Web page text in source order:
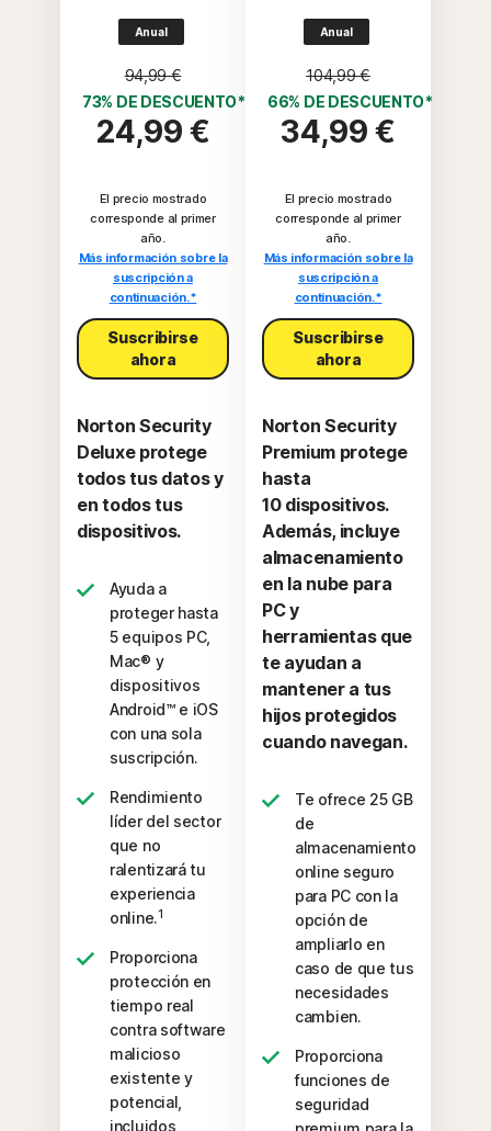
Anual
94,99 €
73% DE DESCUENTO*
24,99 €
El precio mostrado
corresponde al primer
año.
Más información sobre la
suscripción a
continuación.*
Suscribirse
ahora
Norton Security
Deluxe protege
todos tus datos y
en todos tus
dispositivos.
Ayuda a
proteger hasta
5 equipos PC,
Mac® y
dispositivos
Android™ e iOS
con una sola
suscripción.
Rendimiento
líder del sector
que no
ralentizará tu
experiencia
online.1
Proporciona
protección en
tiempo real
contra software
malicioso
existente y
potencial,
incluidos
Anual
104,99 €
66% DE DESCUENTO*
34,99 €
El precio mostrado
corresponde al primer
año.
Más información sobre la
suscripción a
continuación.*
Suscribirse
ahora
Norton Security
Premium protege
hasta
10 dispositivos.
Además, incluye
almacenamiento
en la nube para
PC y
herramientas que
te ayudan a
mantener a tus
hijos protegidos
cuando navegan.
Te ofrece 25 GB
de
almacenamiento
online seguro
para PC con la
opción de
ampliarlo en
caso de que tus
necesidades
cambien.
Proporciona
funciones de
seguridad